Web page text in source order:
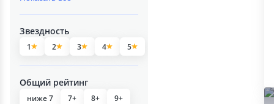
Звездность
1 2 3 4 5
Общий рейтинг
ниже 7 7+ 8+ 9+